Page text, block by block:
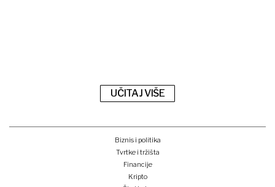
UČITAJ VIŠE
Biznis i politika
Tvrtke i tržišta
Financije
Kripto